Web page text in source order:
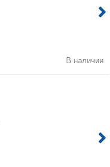
В наличии